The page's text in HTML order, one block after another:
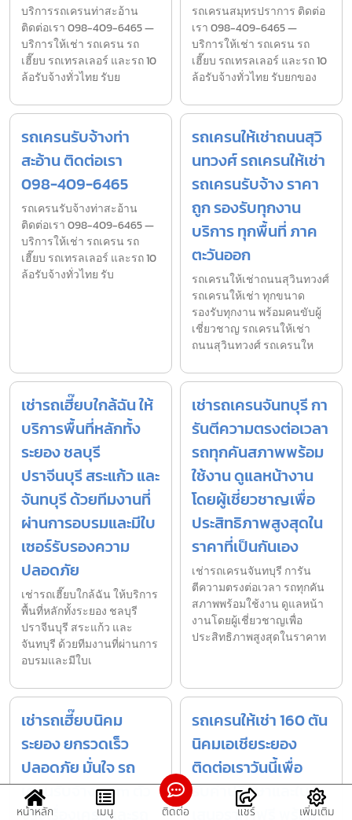
บริการรถเครนท่าสะอ้าน
ติดต่อเรา 098-409-6465 —
บริการให้เช่า รถเครน รถ
เฮี๊ยบ รถเทรลเลอร์ และรถ 10
ล้อรับจ้างทั่วไทย รับย
รถเครนสมุทรปราการ ติดต่อ
เรา 098-409-6465 —
บริการให้เช่า รถเครน รถ
เฮี๊ยบ รถเทรลเลอร์ และรถ 10
ล้อรับจ้างทั่วไทย รับยกของ
รถเครนรับจ้างท่า
สะอ้าน ติดต่อเรา
098-409-6465
รถเครนรับจ้างท่าสะอ้าน
ติดต่อเรา 098-409-6465 —
บริการให้เช่า รถเครน รถ
เฮี๊ยบ รถเทรลเลอร์ และรถ 10
ล้อรับจ้างทั่วไทย รับ
รถเครนให้เช่าถนนสุวิ
นทวงศ์ รถเครนให้เช่า
รถเครนรับจ้าง ราคา
ถูก รองรับทุกงาน
บริการ ทุกพื้นที่ ภาค
ตะวันออก
รถเครนให้เช่าถนนสุวินทวงศ์
รถเครนให้เช่า ทุกขนาด
รองรับทุกงาน พร้อมคนขับผู้
เชี่ยวชาญ รถเครนให้เช่า
ถนนสุวินทวงศ์ รถเครนให
เช่ารถเฮี๊ยบใกล้ฉัน ให้
บริการพื้นที่หลักทั้ง
ระยอง ชลบุรี
ปราจีนบุรี สระแก้ว และ
จันทบุรี ด้วยทีมงานที่
ผ่านการอบรมและมีใบ
เซอร์รับรองความ
ปลอดภัย
เช่ารถเฮี๊ยบใกล้ฉัน ให้บริการ
พื้นที่หลักทั้งระยอง ชลบุรี
ปราจีนบุรี สระแก้ว และ
จันทบุรี ด้วยทีมงานที่ผ่านการ
อบรมและมีใบเ
เช่ารถเครนจันทบุรี กา
รันตีความตรงต่อเวลา
รถทุกคันสภาพพร้อม
ใช้งาน ดูแลหน้างาน
โดยผู้เชี่ยวชาญเพื่อ
ประสิทธิภาพสูงสุดใน
ราคาที่เป็นกันเอง
เช่ารถเครนจันทบุรี การัน
ตีความตรงต่อเวลา รถทุกคัน
สภาพพร้อมใช้งาน ดูแลหน้า
งานโดยผู้เชี่ยวชาญเพื่อ
ประสิทธิภาพสูงสุดในราคาท
เช่ารถเฮี๊ยบนิคม
ระยอง ยกรวดเร็ว
ปลอดภัย มั่นใจ รถ
เครนรับจ้าง.com ตัว
จริงเรื่องเครนและรถ
รถเครนให้เช่า 160 ตัน
นิคมเอเชียระยอง
ติดต่อเราวันนี้เพื่อ
รับคำปรึกษาและใบ
เสนอราคาฟรี พร้อม
หน้าหลัก เมนู ติดต่อ แชร์ เพิ่มเติม